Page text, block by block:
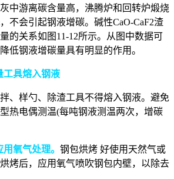
中游离碳含量高，沸腾炉和回转炉煅烧
不会引起钢液增碳。碱性CaO-CaF2渣
的关系如图 11-12所示。从图中数据可
低钢液增碳量具有明显的作用。
工具熔入钢液
、样勺、除渣工具不得熔入钢液。避免
热电偶测温(每吨钢液测温两次，增碳
氧气处理。 钢包烘烤 好使用天然气或
烤后，应用氧气喷吹钢包内壁，以除去